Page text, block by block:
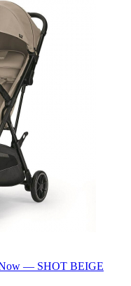
Now — SHOT BEIGE